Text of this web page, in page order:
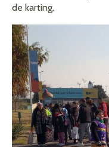
de karting.